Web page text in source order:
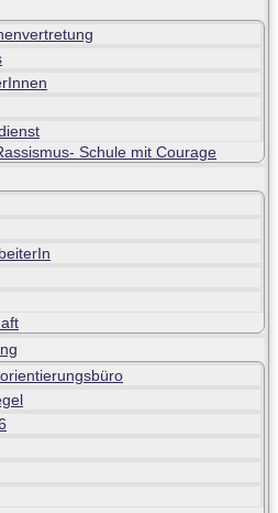
Schule mit Courage